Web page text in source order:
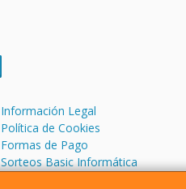
Información Legal
Política de Cookies
Formas de Pago
Sorteos Basic Informática